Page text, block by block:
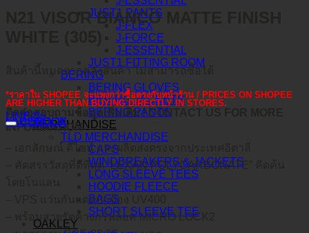
JUST1 PANTS
J-FLEX
J-FORCE
J-ESSENTIAL
JUST1 FITTING ROOM
BERING
BERING GLOVES
BERING JACKETS
BERING PANTS
MERCHANDISE
TLD MERCHANDISE
CAPS
WINDBREAKERS & JACKETS
LONG SLEEVE TEES
HOODIE FLEECE
BAGS
SHORT SLEEVE TEE
OAKLEY
N21 VISOR BIANCO MATTE FINISH
สินค้านี้หมดจากคลังสินค้า ไม่สามารถซื้อได้
*ราคาใน SHOPEE จะแพงกว่าซื้อตรงกับหน้าร้าน / PRICES ON SHOPEE
ARE HIGHER THAN BUYING DIRECTLY IN STORES.
ติดต่อสอบถามข้อมูลเพิ่มเติม / CONTACT US FOR MORE
INFORMATION :
LINE@
FACEBOOK
คำอธิบาย
– เอกลักษณ์ ดีไซน์ และผลิตส่งตรงจากประเทศอิตาลี
– คัดสรรวัสดุที่ดีที่สุด “LEXAN POLYCARBONATE” คิดค้น
– VPS แว่นกันแดดปกป้อง UV400
– พร้อมสายรัดคางกริฟล็อค MICRO LOCK2